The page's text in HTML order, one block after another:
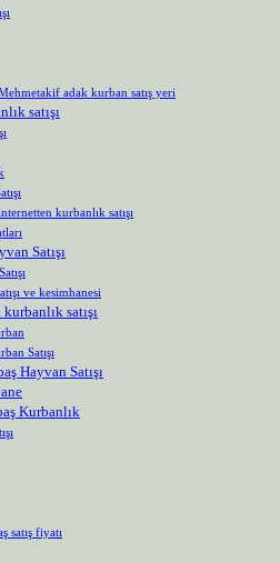
adak kurban satış yeri
satışı
kurbanlık satışı
Satışı
ve kesimhanesi
satışı
Satışı
Hayvan Satışı
Kurbanlık
satış fiyatı